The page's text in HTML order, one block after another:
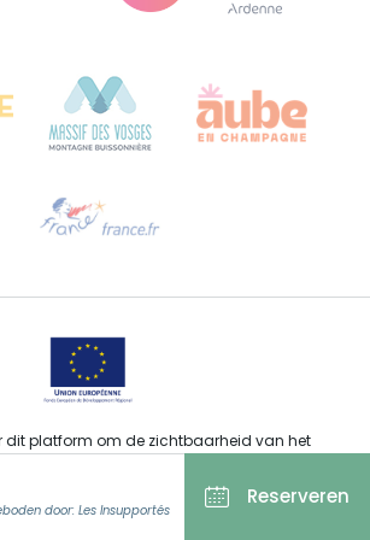
door: Les Insupportés Reserveren
(hoofdkantoor)
Stuur ons een e-mail
dit platform om de zichtbaarheid van het
cultureel en wijntoeristisch aanbod van de
werd gefinancierd door de EFRO in het
van de Europese Unie op de COVID-19-
pandemie.